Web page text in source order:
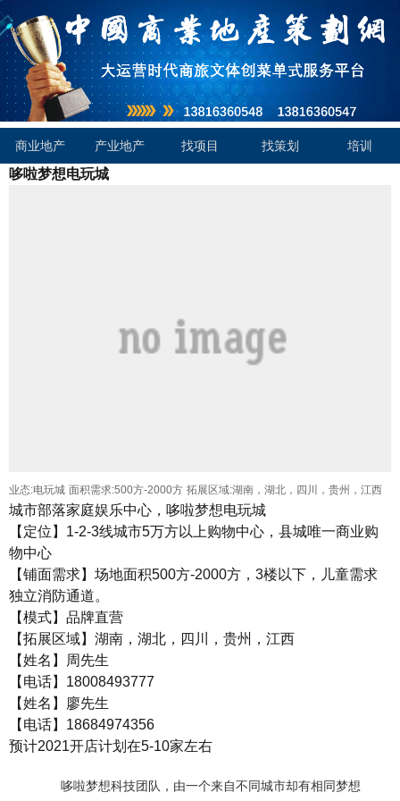
商业地产 产业地产 找项目 找策划 培训
哆啦梦想电玩城
业态:电玩城 面积需求:500方-2000方 拓展区域:湖南，湖北，四川，贵州，江西
城市部落家庭娱乐中心，哆啦梦想电玩城
【定位】1-2-3线城市5万方以上购物中心，县城唯一商业购
物中心
【铺面需求】场地面积500方-2000方，3楼以下，儿童需求
独立消防通道。
【模式】品牌直营
【拓展区域】湖南，湖北，四川，贵州，江西
【姓名】周先生
【电话】18008493777
【姓名】廖先生
【电话】18684974356
预计2021开店计划在5-10家左右
哆啦梦想科技团队，由一个来自不同城市却有相同梦想